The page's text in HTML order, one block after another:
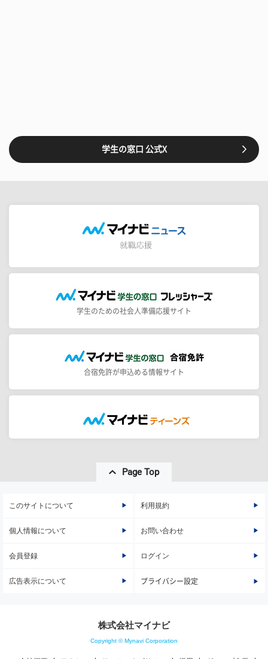
学生の窓口 公式X
学生のための社会人準備応援サイト
合宿免許が申込める情報サイト
Page Top
このサイトについて 利用規約
個人情報について お問い合わせ
会員登録 ログイン
広告表示について プライバシー設定
株式会社マイナビ
Copyright © Mynavi Corporation